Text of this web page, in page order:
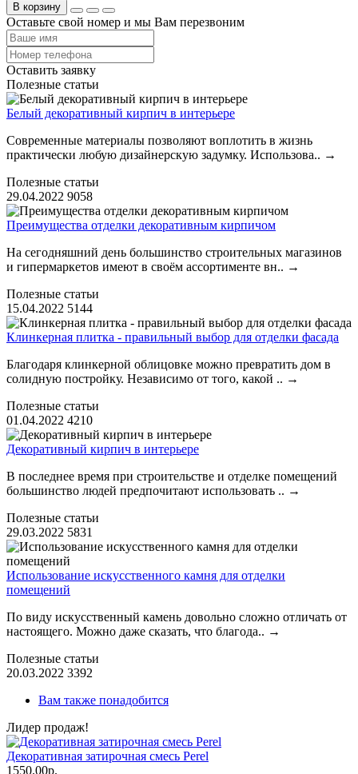
В корзину
Оставьте свой номер и мы Вам перезвоним
Оставить заявку
Полезные статьи
Белый декоративный кирпич в интерьере
Современные материалы позволяют воплотить в жизнь
практически любую дизайнерскую задумку. Использова.. →
Полезные статьи
29.04.2022 9058
Преимущества отделки декоративным кирпичом
На сегодняшний день большинство строительных магазинов
и гипермаркетов имеют в своём ассортименте вн.. →
Полезные статьи
15.04.2022 5144
Клинкерная плитка - правильный выбор для отделки фасада
Благодаря клинкерной облицовке можно превратить дом в
солидную постройку. Независимо от того, какой .. →
Полезные статьи
01.04.2022 4210
Декоративный кирпич в интерьере
В последнее время при строительстве и отделке помещений
большинство людей предпочитают использовать .. →
Полезные статьи
29.03.2022 5831
Использование искусственного камня для отделки
помещений
По виду искусственный камень довольно сложно отличать от
настоящего. Можно даже сказать, что благода.. →
Полезные статьи
20.03.2022 3392
Вам также понадобится
Лидер продаж!
Декоративная затирочная смесь Perel
1550.00р.